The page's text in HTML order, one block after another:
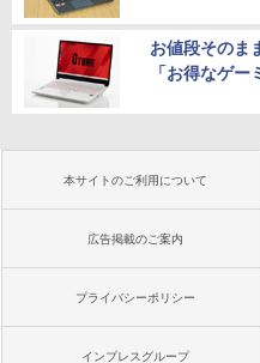
お値段そのま
「お得なゲー
本サイトのご利用について
広告掲載のご案内
プライバシーポリシー
インプレスグループ